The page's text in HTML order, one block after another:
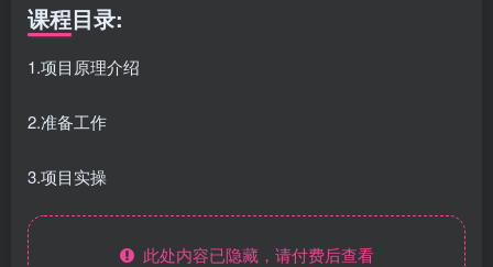
课程目录:
1.项目原理介绍
2.准备工作
3.项目实操
此处内容已隐藏，请付费后查看